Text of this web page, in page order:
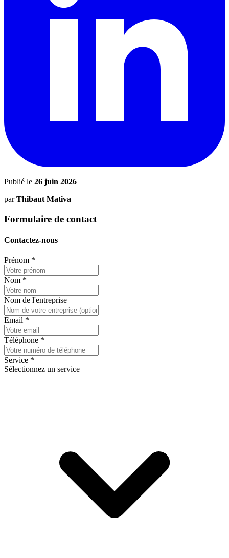
Publié le 26 juin 2026
parThibaut Mativa
Formulaire de contact
Contactez-nous
Prénom *
Nom *
Nom de l'entreprise
Email *
Téléphone *
Service *
Sélectionnez un service